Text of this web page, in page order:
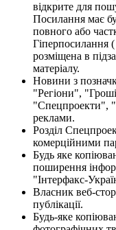
відкрите для
Посилання має
повного або
Гіперпосилання
розміщена в
матеріалу.
Новини з
"Регіони",
"Спецпроекти",
реклами.
Розділ
комерційними
Будь яке
поширення
"Інтерфакс-
Власник веб-
публікації.
Будь-яке